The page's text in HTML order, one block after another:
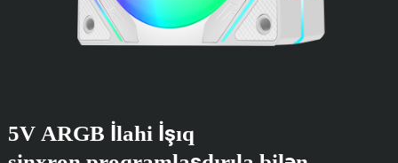
5V ARGB İlahi İşıq